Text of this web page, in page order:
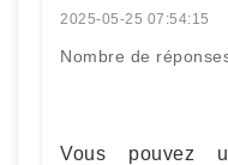
2025-05-25 07:54:15
Nombre de
Vous pouvez